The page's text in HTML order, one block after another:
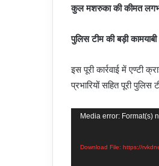
कुल मशरुका की कीमत
पुलिस टीम की बड़ी कामयाबी
इस पूरी कार्रवाई में एण्टी
प्रभारियों सहित पूरी पुलिस
Video
Media error: Format(s)
Download File: https://